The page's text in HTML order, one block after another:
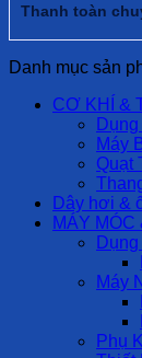
Thanh toàn
Danh mục sản
CƠ KHÍ &
Máy
Quạt
Dây hơi &
MÁY MÓC
Máy
Phụ